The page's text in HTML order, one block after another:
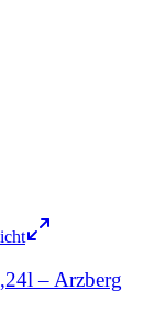
– Arzberg